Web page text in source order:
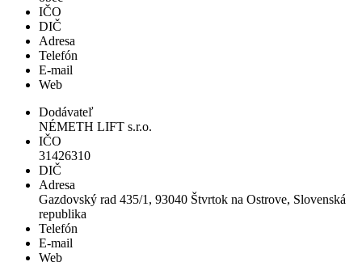
IČO
DIČ
Adresa
Telefón
E-mail
Web
Dodávateľ
NÉMETH LIFT s.r.o.
IČO
31426310
DIČ
Adresa
Gazdovský rad 435/1, 93040 Štvrtok na Ostrove, Slovenská
republika
Telefón
E-mail
Web